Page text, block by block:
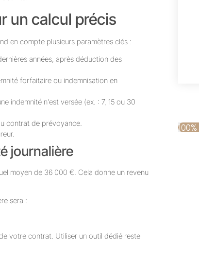
un calcul précis
en compte plusieurs paramètres clés :
années, après déduction des
forfaitaire ou indemnisation en
indemnité n’est versée (ex. : 7, 15 ou 30
contrat de prévoyance.
journalière
moyen de 36 000 €. Cela donne un revenu
sera :
votre contrat. Utiliser un outil dédié reste
100%